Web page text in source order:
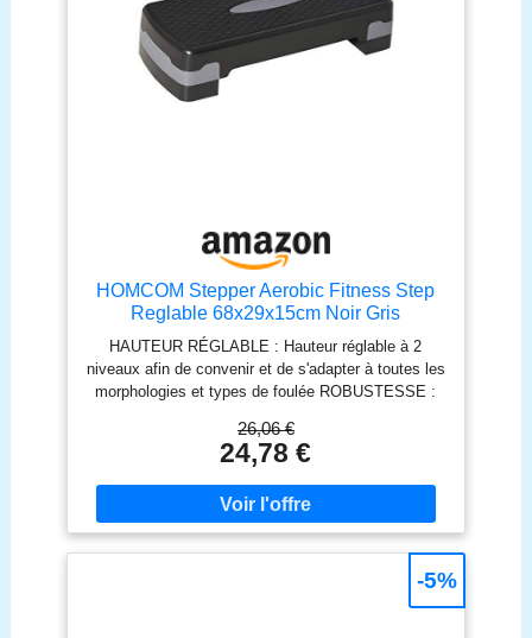
HOMCOM Stepper Aerobic Fitness Step
Reglable 68x29x15cm Noir Gris
HAUTEUR RÉGLABLE : Hauteur réglable à 2
niveaux afin de convenir et de s'adapter à toutes les
morphologies et types de foulée ROBUSTESSE :
résistant pour un usage pérenne et charge max
conseillée de 150 kg. À utiliser sur une surface
antidérapante. Déconseillé sur le parquet, le
carrelage ou tout autre sol lisse SÉCURITÉ
OPTIMALE : Surface antidérapante et absorbant
les chocs, patin antidérapant pour votre entière
26,06 €
24,78 €
-5%